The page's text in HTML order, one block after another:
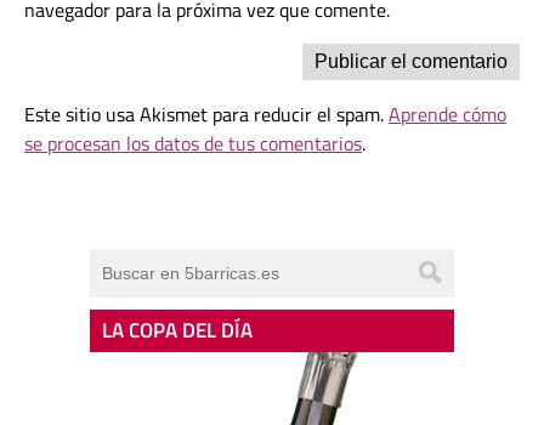
navegador para la próxima vez que comente.
Este sitio usa Akismet para reducir el spam.Aprende cómo
se procesan los datos de tus comentarios.
LA COPA DEL DÍA